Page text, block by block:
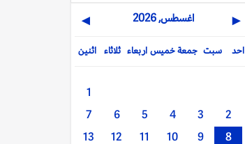
◀ اغسطس, 2026 ▶
اثنين ثلاثاء اربعاء خميس جمعة سبت احد
1
2
3
4
5
6
7
8
9
10
11
12
13